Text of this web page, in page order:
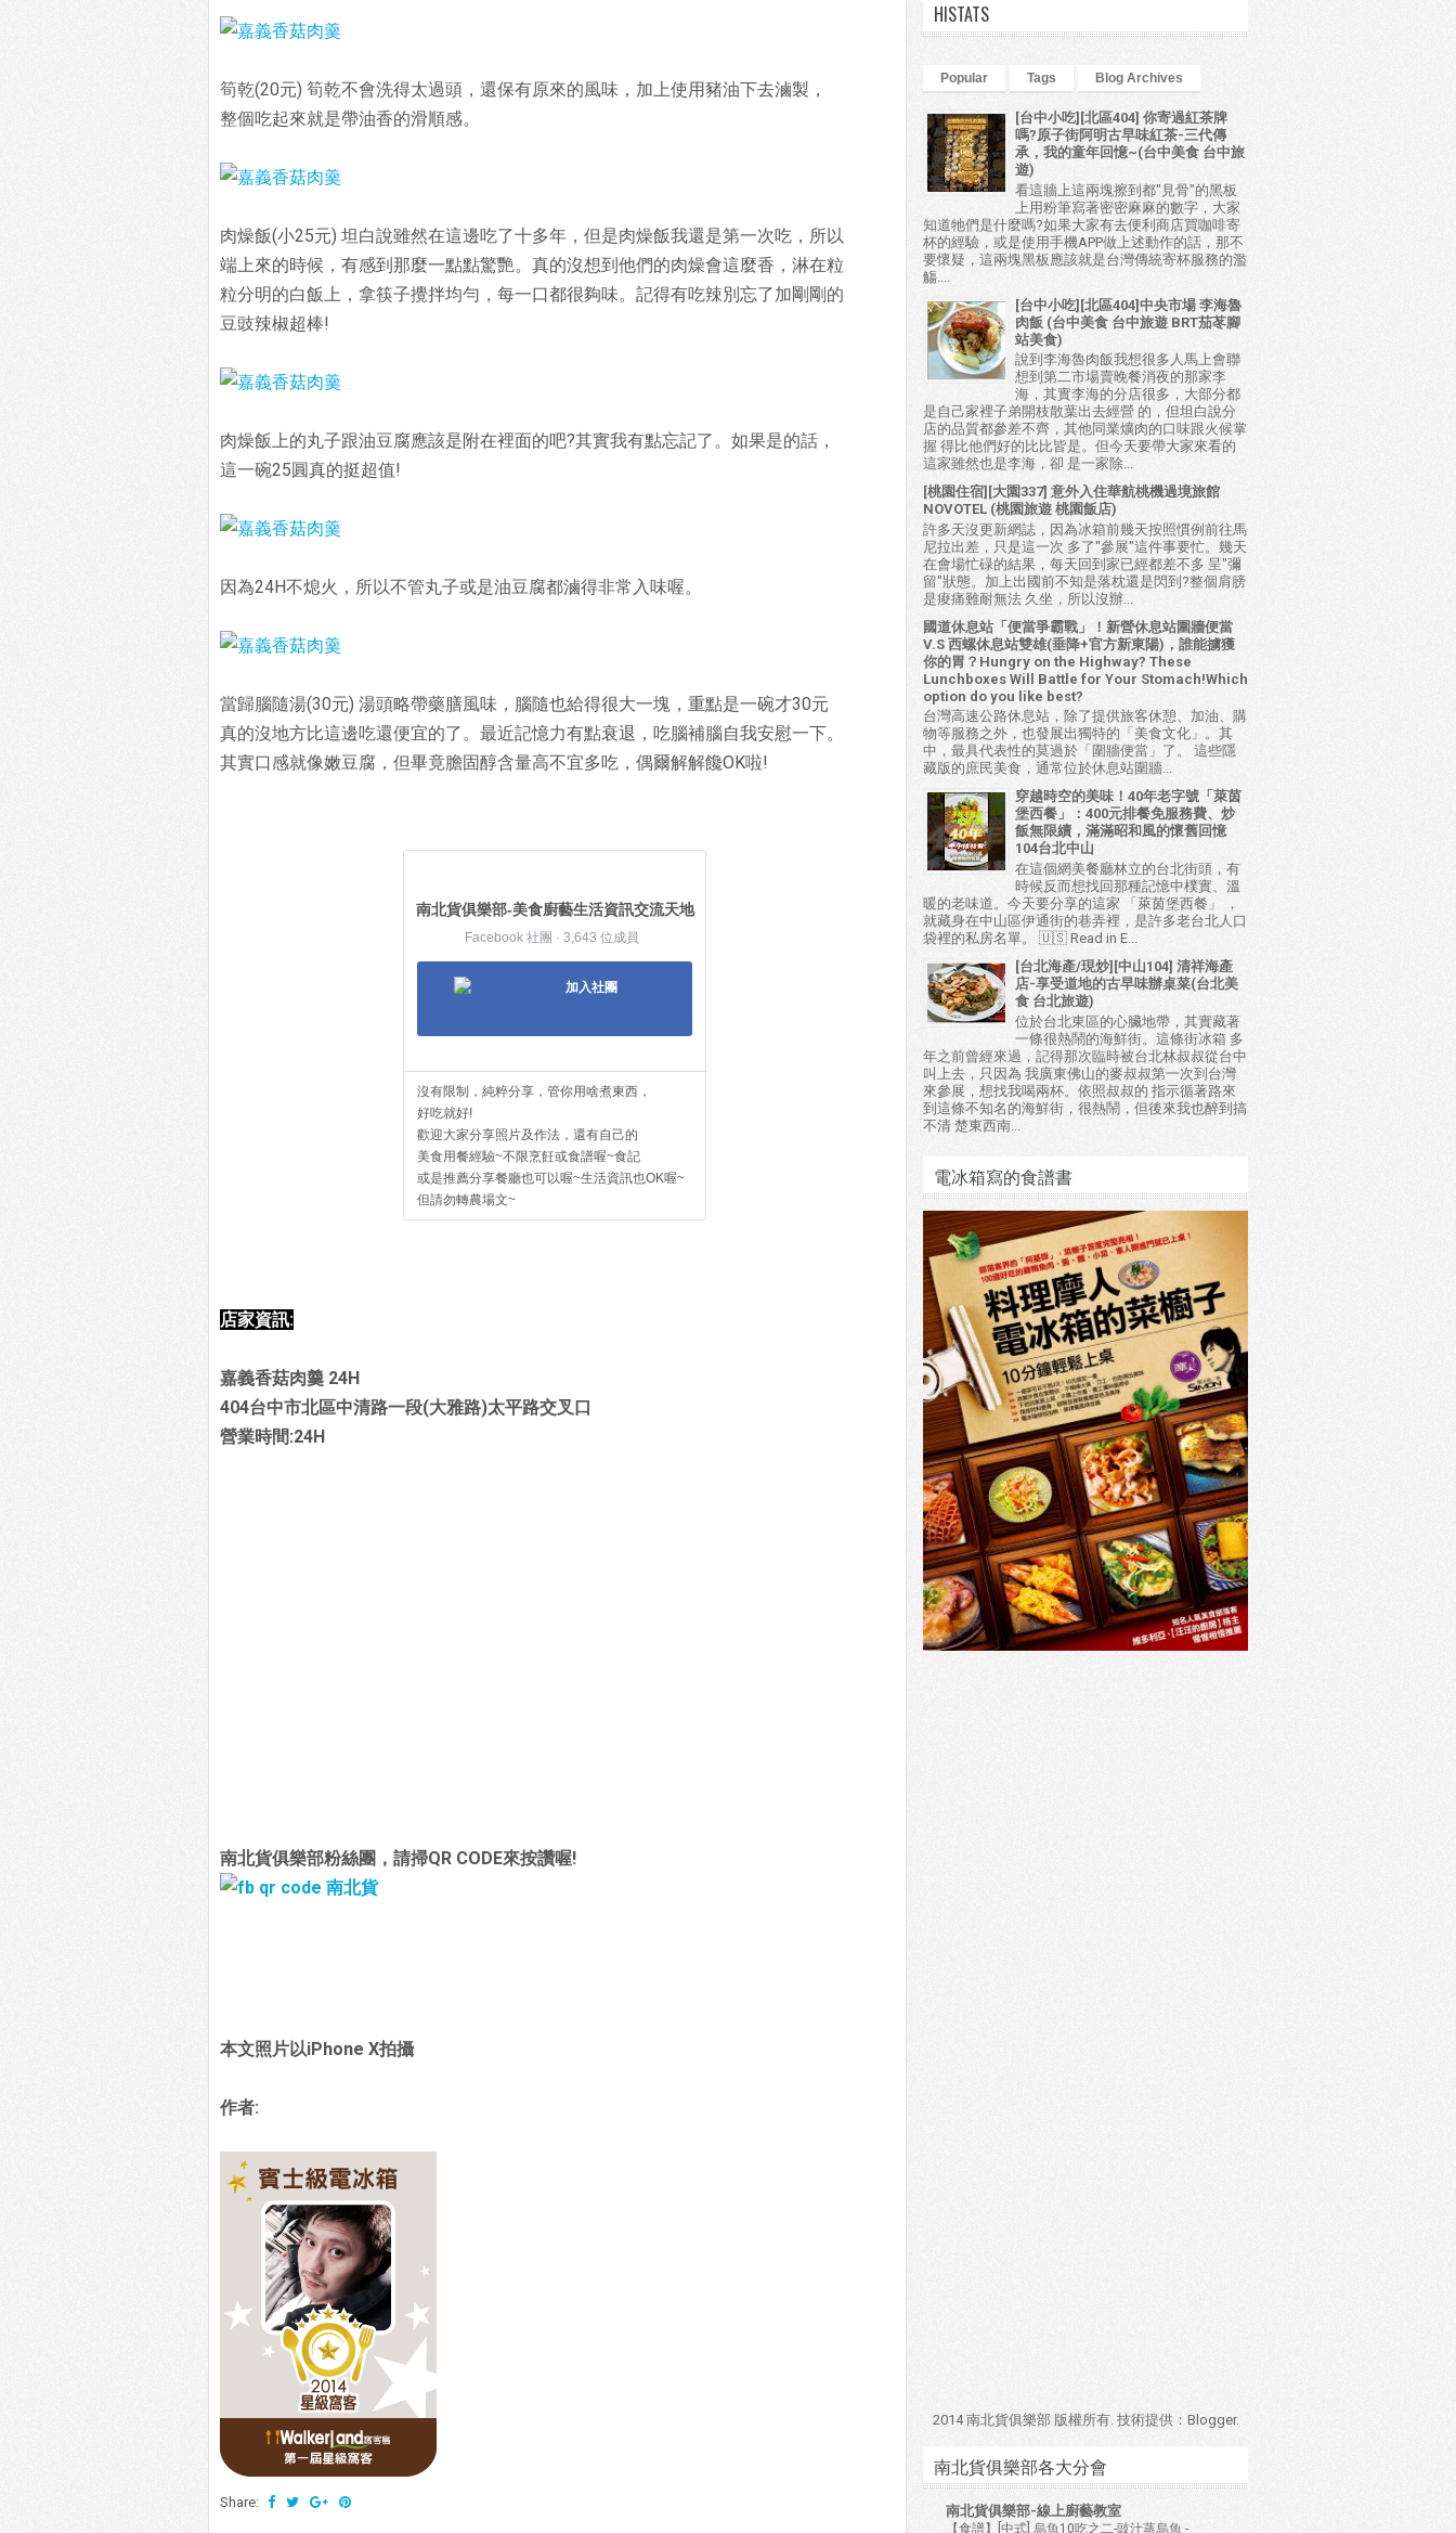
筍乾(20元) 筍乾不會洗得太過頭，還保有原來的風味，加上使用豬油下去滷製，
整個吃起來就是帶油香的滑順感。
肉燥飯(小25元) 坦白說雖然在這邊吃了十多年，但是肉燥飯我還是第一次吃，所以
端上來的時候，有感到那麼一點點驚艷。真的沒想到他們的肉燥會這麼香，淋在粒
粒分明的白飯上，拿筷子攪拌均勻，每一口都很夠味。記得有吃辣別忘了加剛剛的
豆豉辣椒超棒!
肉燥飯上的丸子跟油豆腐應該是附在裡面的吧?其實我有點忘記了。如果是的話，
這一碗25圓真的挺超值!
因為24H不熄火，所以不管丸子或是油豆腐都滷得非常入味喔。
當歸腦隨湯(30元) 湯頭略帶藥膳風味，腦隨也給得很大一塊，重點是一碗才30元
真的沒地方比這邊吃還便宜的了。最近記憶力有點衰退，吃腦補腦自我安慰一下。
其實口感就像嫩豆腐，但畢竟膽固醇含量高不宜多吃，偶爾解解饞OK啦!
南北貨俱樂部-美食廚藝生活資訊交流天地
Facebook 社團 · 3,643 位成員
加入社團
沒有限制，純粹分享，管你用啥煮東西，
好吃就好!
歡迎大家分享照片及作法，還有自己的
美食用餐經驗~不限烹飪或食譜喔~食記
或是推薦分享餐廳也可以喔~生活資訊也OK喔~
但請勿轉農場文~
店家資訊:
嘉義香菇肉羹 24H
404台中市北區中清路一段(大雅路)太平路交叉口
營業時間:24H
南北貨俱樂部粉絲團，請掃QR CODE來按讚喔!
本文照片以iPhone X拍攝
作者:
Share:
HISTATS
Popular Tags Blog Archives
[台中小吃][北區404] 你寄過紅茶牌
嗎?原子街阿明古早味紅茶-三代傳
承，我的童年回憶~(台中美食 台中旅
遊)
看這牆上這兩塊擦到都"見骨"的黑板
上用粉筆寫著密密麻麻的數字，大家
知道牠們是什麼嗎?如果大家有去便利商店買咖啡寄
杯的經驗，或是使用手機APP做上述動作的話，那不
要懷疑，這兩塊黑板應該就是台灣傳統寄杯服務的濫
觴....
[台中小吃][北區404]中央市場 李海魯
肉飯 (台中美食 台中旅遊 BRT茄苳腳
站美食)
說到李海魯肉飯我想很多人馬上會聯
想到第二市場賣晚餐消夜的那家李
海，其實李海的分店很多，大部分都
是自己家裡子弟開枝散葉出去經營 的，但坦白說分
店的品質都參差不齊，其他同業爌肉的口味跟火候掌
握 得比他們好的比比皆是。但今天要帶大家來看的
這家雖然也是李海，卻 是一家除...
[桃園住宿][大園337] 意外入住華航桃機過境旅館
NOVOTEL (桃園旅遊 桃園飯店)
許多天沒更新網誌，因為冰箱前幾天按照慣例前往馬
尼拉出差，只是這一次 多了"參展"這件事要忙。幾天
在會場忙碌的結果，每天回到家已經都差不多 呈"彌
留"狀態。加上出國前不知是落枕還是閃到?整個肩膀
是痠痛難耐無法 久坐，所以沒辦...
國道休息站「便當爭霸戰」！新營休息站圍牆便當
V.S 西螺休息站雙雄(垂降+官方新東陽)，誰能擄獲
你的胃？Hungry on the Highway? These
Lunchboxes Will Battle for Your Stomach!Which
option do you like best?
台灣高速公路休息站，除了提供旅客休憩、加油、購
物等服務之外，也發展出獨特的「美食文化」。其
中，最具代表性的莫過於「圍牆便當」了。 這些隱
藏版的庶民美食，通常位於休息站圍牆...
穿越時空的美味！40年老字號「萊茵
堡西餐」：400元排餐免服務費、炒
飯無限續，滿滿昭和風的懷舊回憶
104台北中山
在這個網美餐廳林立的台北街頭，有
時候反而想找回那種記憶中樸實、溫
暖的老味道。今天要分享的這家 「萊茵堡西餐」 ，
就藏身在中山區伊通街的巷弄裡，是許多老台北人口
袋裡的私房名單。 🇺🇸 Read in E...
[台北海產/現炒][中山104] 清祥海產
店-享受道地的古早味辦桌菜(台北美
食 台北旅遊)
位於台北東區的心臟地帶，其實藏著
一條很熱鬧的海鮮街。這條街冰箱 多
年之前曾經來過，記得那次臨時被台北林叔叔從台中
叫上去，只因為 我廣東佛山的麥叔叔第一次到台灣
來參展，想找我喝兩杯。依照叔叔的 指示循著路來
到這條不知名的海鮮街，很熱鬧，但後來我也醉到搞
不清 楚東西南...
電冰箱寫的食譜書
2014 南北貨俱樂部 版權所有. 技術提供： Blogger.
南北貨俱樂部各大分會
南北貨俱樂部-線上廚藝教室
【食譜】[中式] 烏魚10吃之二-豉汁蒸烏魚 -